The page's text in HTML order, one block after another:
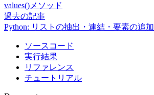
values()メソッド
過去の記事
Python: リストの抽出・連結・要素の追加
ソースコード
実行結果
リファレンス
チュートリアル